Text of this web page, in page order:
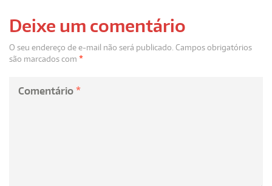
Deixe um comentário
O seu endereço de e-mail não será publicado. Campos obrigatórios
são marcados com *
Comentário *